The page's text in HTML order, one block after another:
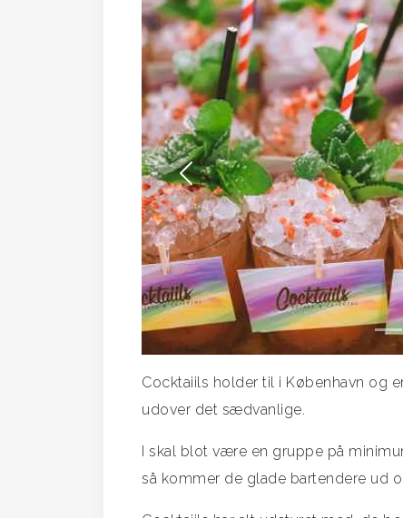
Forrige
Cocktaiils holder til i København og
udover det sædvanlige.
I skal blot være en gruppe på
så kommer de glade bartendere ud